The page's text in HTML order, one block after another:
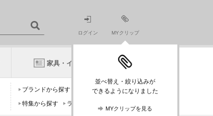
ログイン MYクリップ
並べ替え・絞り込みが
できるようになりました
MYクリップを見る
家具・インテリアニュース
ブランドから探す
デザイナーから探す
特集から探す
ランキングから探す